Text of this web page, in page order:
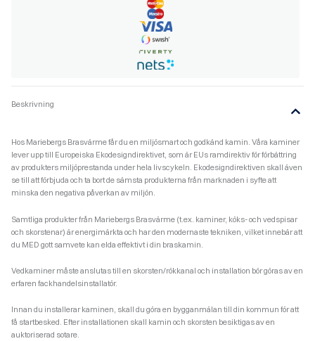
Beskrivning
Hos Mariebergs Brasvärme får du en miljösmart och godkänd kamin. Våra kaminer
lever upp till Europeiska Ekodesigndirektivet, som är EUs ramdirektiv för förbättring
av produkters miljöprestanda under hela livscykeln. Ekodesigndirektiven skall även
se till att förbjuda och ta bort de sämsta produkterna från marknaden i syfte att
minska den negativa påverkan av miljön.
Samtliga produkter från Mariebergs Brasvärme (t.ex. kaminer, köks- och vedspisar
och skorstenar) är energimärkta och har den modernaste tekniken, vilket innebär att
du MED gott samvete kan elda effektivt i din braskamin.
Vedkaminer måste anslutas till en skorsten/rökkanal och installation bör göras av en
erfaren fackhandelsinstallatör.
Innan du installerar kaminen, skall du göra en bygganmälan till din kommun för att
få startbesked. Efter installationen skall kamin och skorsten besiktigas av en
auktoriserad sotare.